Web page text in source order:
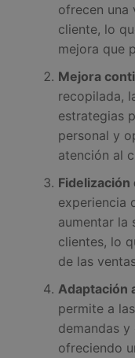
ofrecen una
cliente, lo
mejora que
Mejora
recopilada,
estrategias
personal y
atención al
Fidelización
experiencia
aumentar la
clientes, lo
de las
Adaptación
permite a
demandas
ofreciendo